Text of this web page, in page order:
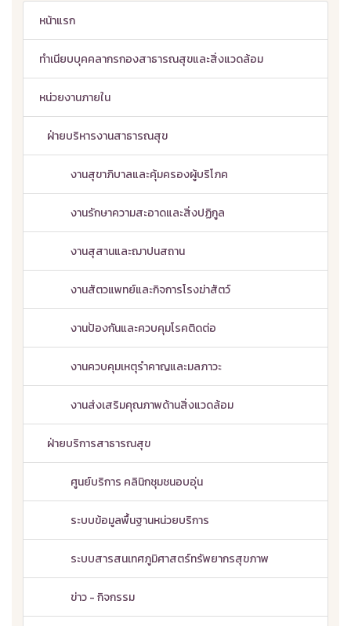
หน้าแรก
ทำเนียบบุคคลากรกองสาธารณสุขและสิ่งแวดล้อม
หน่วยงานภายใน
ฝ่ายบริหารงานสาธารณสุข
งานสุขาภิบาลและคุ้มครองผู้บริโภค
งานรักษาความสะอาดและสิ่งปฏิกูล
งานสุสานและฌาปนสถาน
งานสัตวแพทย์และกิจการโรงฆ่าสัตว์
งานป้องกันและควบคุมโรคติดต่อ
งานควบคุมเหตุรำคาญและมลภาวะ
งานส่งเสริมคุณภาพด้านสิ่งแวดล้อม
ฝ่ายบริการสาธารณสุข
ศูนย์บริการ คลินิกชุมชนอบอุ่น
ระบบข้อมูลพื้นฐานหน่วยบริการ
ระบบสารสนเทศภูมิศาสตร์ทรัพยากรสุขภาพ
ข่าว - กิจกรรม